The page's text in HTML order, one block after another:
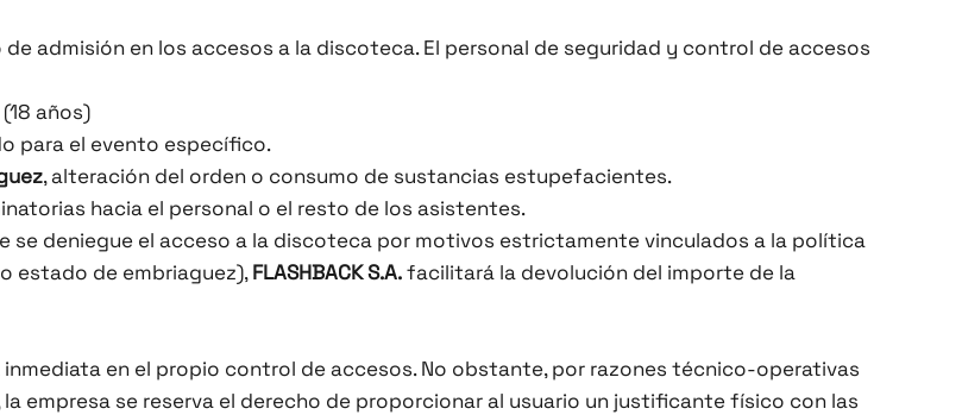
admisión en los accesos a la discoteca. El personal de seguridad y control de accesos
años)
para el evento específico.
, alteración del orden o consumo de sustancias estupefacientes.
hacia el personal o el resto de los asistentes.
se deniegue el acceso a la discoteca por motivos estrictamente vinculados a la política
estado de embriaguez),FLASHBACK S.A.facilitará la devolución del importe de la
en el propio control de accesos. No obstante, por razones técnico-operativas
empresa se reserva el derecho de proporcionar al usuario un justificante físico con las